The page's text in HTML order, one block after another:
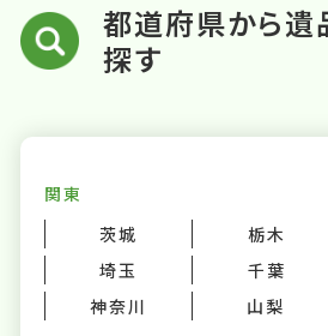
都道府県から遺
探す
関東
茨城
栃木
埼玉
千葉
神奈川
山梨